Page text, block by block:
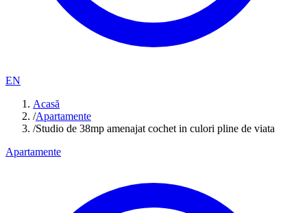
EN
Acasă
/Apartamente
/Studio de 38mp amenajat cochet in culori pline de viata
Apartamente